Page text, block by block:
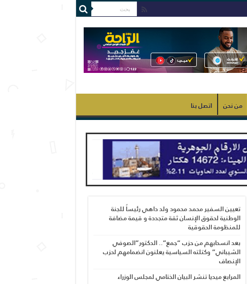
من نحن اتصل بنا
تعيين السفير محمد محمود ولد داهي رئيساً للجنة
الوطنية لحقوق الإنسان ثقة متجددة و قيمة مضافة
للمنظومة الحقوقية
بعد انسحابهم من حزب “جمع”.. الدكتور”الصوفي
الشيباني” وكتلته السياسية يعلنون انضمامهم لحزب
الإنصاف
المرابع ميديا تنشر البيان الختامي لمجلس الوزراء